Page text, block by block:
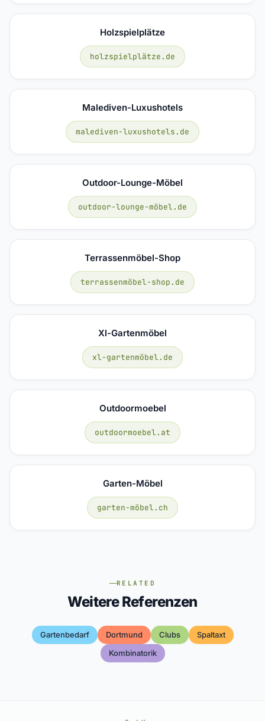
Holzspielplätze
holzspielplätze.de
Malediven-Luxushotels
malediven-luxushotels.de
Outdoor-Lounge-Möbel
outdoor-lounge-möbel.de
Terrassenmöbel-Shop
terrassenmöbel-shop.de
Xl-Gartenmöbel
xl-gartenmöbel.de
Outdoormoebel
outdoormoebel.at
Garten-Möbel
garten-möbel.ch
RELATED
Weitere Referenzen
Gartenbedarf Dortmund Clubs
Spaltaxt
Kombinatorik